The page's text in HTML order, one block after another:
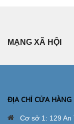
MẠNG XÃ HỘI
ĐỊA CHỈ CỬA HÀNG
Cơ sở 1: 129